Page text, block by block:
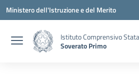
Vai ai contenuti
Vai al menu di navigazione
Vai al footer
Ministero dell'Istruzione e del Merito
Istituto Comprensivo
Soverato Primo